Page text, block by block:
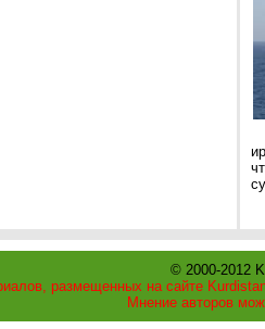
© 2000-2012
размещенных на сайте
Мнение авторов